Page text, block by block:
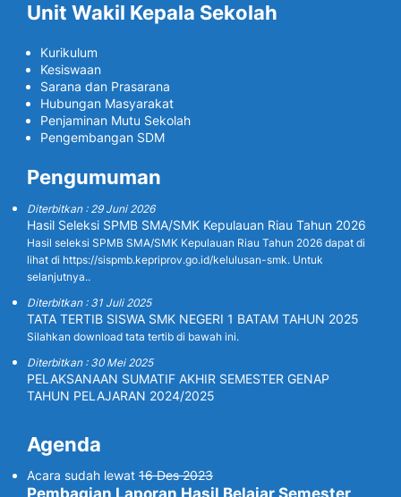
Unit Wakil Kepala Sekolah
Kurikulum
Kesiswaan
Sarana dan Prasarana
Hubungan Masyarakat
Penjaminan Mutu Sekolah
Pengembangan SDM
Pengumuman
Diterbitkan : 29 Juni 2026
Hasil Seleksi SPMB SMA/SMK Kepulauan Riau Tahun 2026
Hasil seleksi SPMB SMA/SMK Kepulauan Riau Tahun 2026 dapat di
lihat di https://sispmb.kepriprov.go.id/kelulusan-smk. Untuk
selanjutnya..
Diterbitkan : 31 Juli 2025
TATA TERTIB SISWA SMK NEGERI 1 BATAM TAHUN 2025
Silahkan download tata tertib di bawah ini.
Diterbitkan : 30 Mei 2025
PELAKSANAAN SUMATIF AKHIR SEMESTER GENAP
TAHUN PELAJARAN 2024/2025
Agenda
Acara sudah lewat 16 Des 2023
Pembagian Laporan Hasil Belajar Semester